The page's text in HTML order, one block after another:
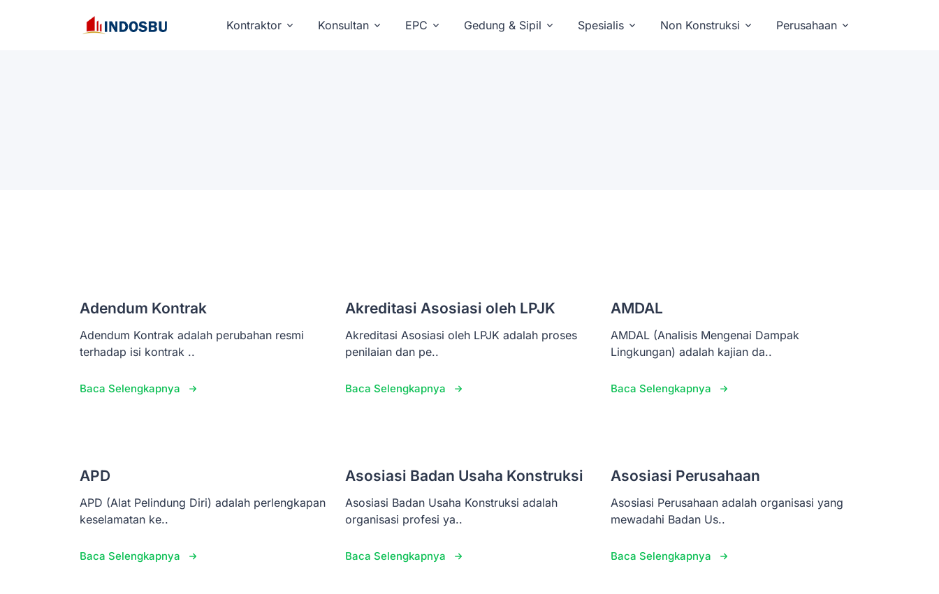
Kontraktor Konsultan EPC Gedung & Sipil Spesialis Non Konstruksi Perusahaan
Adendum Kontrak
Adendum Kontrak adalah perubahan resmi
terhadap isi kontrak ..
Baca Selengkapnya
Akreditasi Asosiasi oleh LPJK
Akreditasi Asosiasi oleh LPJK adalah proses
penilaian dan pe..
Baca Selengkapnya
AMDAL
AMDAL (Analisis Mengenai Dampak
Lingkungan) adalah kajian da..
Baca Selengkapnya
APD
APD (Alat Pelindung Diri) adalah perlengkapan
keselamatan ke..
Baca Selengkapnya
Asosiasi Badan Usaha Konstruksi
Asosiasi Badan Usaha Konstruksi adalah
organisasi profesi ya..
Baca Selengkapnya
Asosiasi Perusahaan
Asosiasi Perusahaan adalah organisasi yang
mewadahi Badan Us..
Baca Selengkapnya